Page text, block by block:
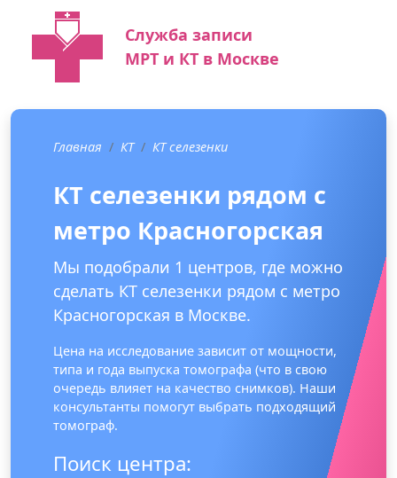
Служба записи
МРТ и КТ в Москве
Главная КТ КТ селезенки
КТ селезенки рядом с
метро Красногорская
Мы подобрали 1 центров, где можно
сделать КТ селезенки рядом с метро
Красногорская в Москве.
Цена на исследование зависит от мощности,
типа и года выпуска томографа (что в свою
очередь влияет на качество снимков). Наши
консультанты помогут выбрать подходящий
томограф.
Поиск центра: